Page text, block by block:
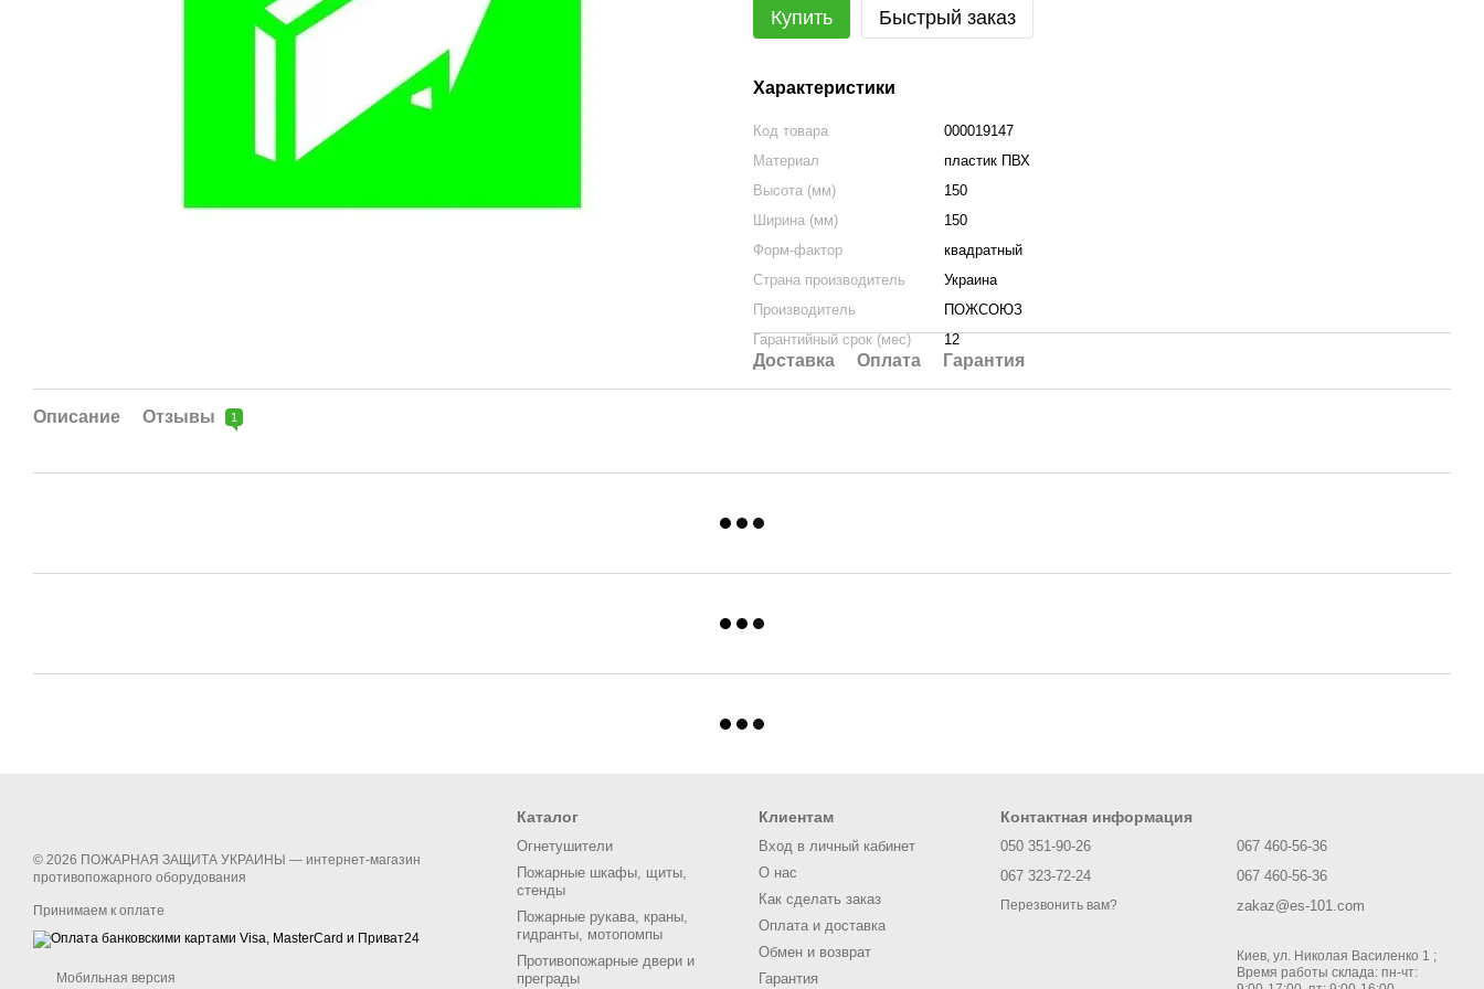
Купить Быстрый заказ
Характеристики
Код товара
000019147
Материал
пластик ПВХ
Высота (мм)
150
Ширина (мм)
150
Форм-фактор
квадратный
Страна производитель
Украина
Производитель
ПОЖСОЮЗ
Гарантийный срок (мес)
12
Доставка Оплата Гарантия
Описание Отзывы 1
© 2026 ПОЖАРНАЯ ЗАЩИТА УКРАИНЫ — интернет-магазин
противопожарного оборудования
Принимаем к оплате
Мобильная версия
Каталог
Огнетушители
Пожарные шкафы, щиты,
стенды
Пожарные рукава, краны,
гидранты, мотопомпы
Противопожарные двери и
преграды
Клиентам
Вход в личный кабинет
О нас
Как сделать заказ
Оплата и доставка
Обмен и возврат
Гарантия
Контактная информация
050 351-90-26
067 323-72-24
Перезвонить вам?
067 460-56-36
067 460-56-36
zakaz@es-101.com
Киев, ул. Николая Василенко 1 ;
Время работы склада: пн-чт: